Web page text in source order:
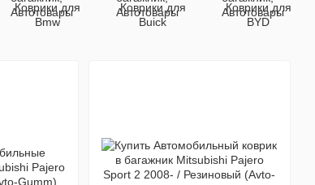
Коврики для
Bmw
Коврики для
Buick
Коврики для
BYD